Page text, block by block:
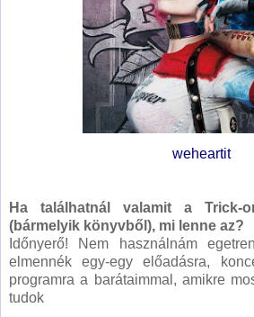
weheartit
Ha találhatnál valamit a Trick-
(bármelyik könyvből), mi lenne az?
Időnyerő! Nem használnám
elmennék egy-egy előadásra,
programra a barátaimmal, amikre
tudok